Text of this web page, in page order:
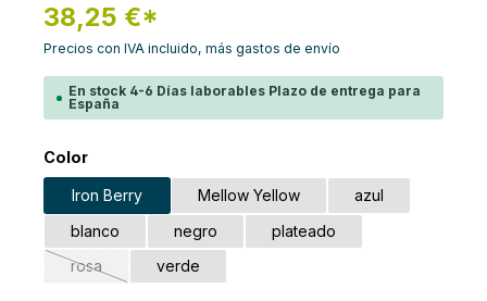
38,25 €*
Precios con IVA incluido, más gastos de envío
En stock 4-6 Días laborables Plazo de entrega para
España
Seleccione
Color
Iron Berry Mellow Yellow
azul
blanco
negro
plateado
rosa
(Esta opción no está disponible en este momento.)
verde